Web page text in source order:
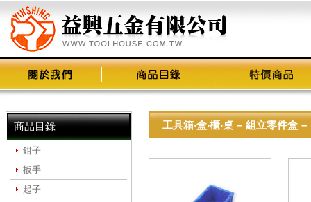
商品目錄
鉗子
扳手
起子
工具箱‧盒‧櫃‧桌 – 組立零件盒 –